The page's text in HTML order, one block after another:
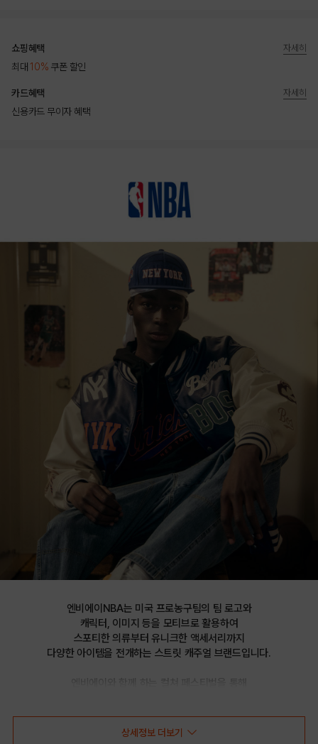
쇼핑혜택
최대10% 쿠폰 할인
자세히
카드혜택
신용카드 무이자 혜택
자세히
엔비에이NBA는 미국 프로농구팀의 팀 로고와
캐릭터, 이미지 등을 모티브로 활용하여
스포티한 의류부터 유니크한 액세서리까지
다양한 아이템을 전개하는 스트릿 캐주얼 브랜드입니다.
상세정보 더보기